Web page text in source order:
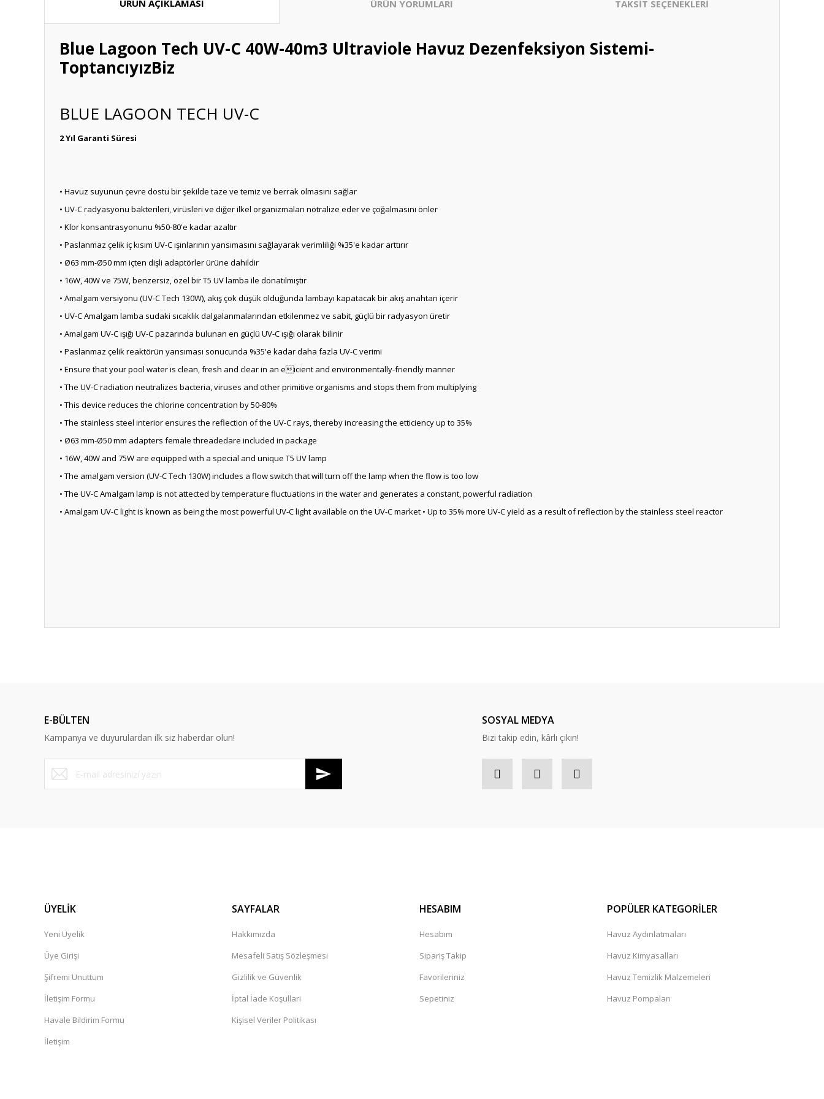
ÜRÜN AÇIKLAMASI ÜRÜN YORUMLARI TAKSİT SEÇENEKLERİ
Blue Lagoon Tech UV-C 40W-40m3 Ultraviole Havuz Dezenfeksiyon Sistemi-
ToptancıyızBiz
BLUE LAGOON TECH UV-C
2 Yıl Garanti Süresi
• Havuz suyunun çevre dostu bir şekilde taze ve temiz ve berrak olmasını sağlar
• UV-C radyasyonu bakterileri, virüsleri ve diğer ilkel organizmaları nötralize eder ve çoğalmasını önler
• Klor konsantrasyonunu %50-80'e kadar azaltır
• Paslanmaz çelik iç kısım UV-C ışınlarının yansımasını sağlayarak verimliliği %35'e kadar arttırır
• Ø63 mm-Ø50 mm içten dişli adaptörler ürüne dahildir
• 16W, 40W ve 75W, benzersiz, özel bir T5 UV lamba ile donatılmıştır
• Amalgam versiyonu (UV-C Tech 130W), akış çok düşük olduğunda lambayı kapatacak bir akış anahtarı içerir
• UV-C Amalgam lamba sudaki sıcaklık dalgalanmalarından etkilenmez ve sabit, güçlü bir radyasyon üretir
• Amalgam UV-C ışığı UV-C pazarında bulunan en güçlü UV-C ışığı olarak bilinir
• Paslanmaz çelik reaktörün yansıması sonucunda %35'e kadar daha fazla UV-C verimi
• Ensure that your pool water is clean, fresh and clear in an eicient and environmentally-friendly manner
• The UV-C radiation neutralizes bacteria, viruses and other primitive organisms and stops them from multiplying
• This device reduces the chlorine concentration by 50-80%
• The stainless steel interior ensures the reflection of the UV-C rays, thereby increasing the etticiency up to 35%
• Ø63 mm-Ø50 mm adapters female threadedare included in package
• 16W, 40W and 75W are equipped with a special and unique T5 UV lamp
• The amalgam version (UV-C Tech 130W) includes a flow switch that will turn off the lamp when the flow is too low
• The UV-C Amalgam lamp is not attected by temperature fluctuations in the water and generates a constant, powerful radiation
• Amalgam UV-C light is known as being the most powerful UV-C light available on the UV-C market • Up to 35% more UV-C yield as a result of reflection by the stainless steel reactor
E-BÜLTEN
Kampanya ve duyurulardan ilk siz haberdar olun!
SOSYAL MEDYA
Bizi takip edin, kârlı çıkın!
ÜYELİK
Yeni Üyelik
Üye Girişi
Şifremi Unuttum
İletişim Formu
Havale Bildirim Formu
İletişim
SAYFALAR
Hakkımızda
Mesafeli Satış Sözleşmesi
Gizlilik ve Güvenlik
İptal İade Koşullari
Kişisel Veriler Politikası
HESABIM
Hesabım
Sipariş Takip
Favorileriniz
Sepetiniz
POPÜLER KATEGORİLER
Havuz Aydınlatmaları
Havuz Kimyasalları
Havuz Temizlik Malzemeleri
Havuz Pompaları